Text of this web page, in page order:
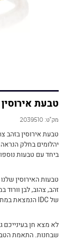
טבעת
מק"ט:2039510
טבעת אירוסין בזהב
יהלומים בחלק
ביחד עם טבעות
טבעות האירוסין
זהב, צהוב, לבן
של IDC הנמצאת במתחם בורסת היהלומים ברמת גן.
לא מצא חן בעינייכם
שבחנות. התאמת